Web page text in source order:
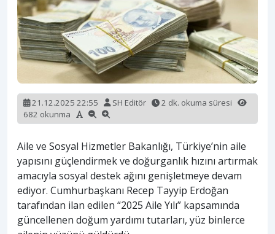
21.12.2025 22:55 SH Editör
2 dk. okuma süresi
682 okunma
Aile ve Sosyal Hizmetler Bakanlığı, Türkiye’nin aile
yapısını güçlendirmek ve doğurganlık hızını artırmak
amacıyla sosyal destek ağını genişletmeye devam
ediyor. Cumhurbaşkanı Recep Tayyip Erdoğan
tarafından ilan edilen “2025 Aile Yılı” kapsamında
güncellenen doğum yardımı tutarları, yüz binlerce